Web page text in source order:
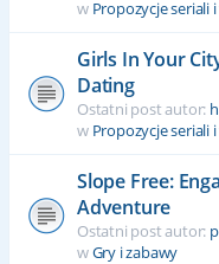
w Propozycje seriali
Girls In Your
Dating
Ostatni post autor:
w Propozycje seriali
Slope Free:
Adventure
Ostatni post autor:
wGry i zabawy